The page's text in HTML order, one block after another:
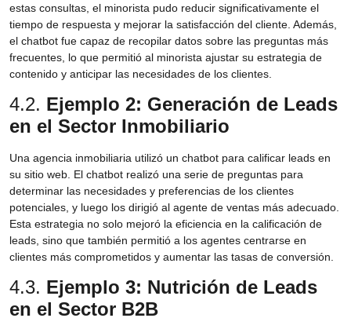
estas consultas, el minorista pudo reducir significativamente el
tiempo de respuesta y mejorar la satisfacción del cliente. Además,
el chatbot fue capaz de recopilar datos sobre las preguntas más
frecuentes, lo que permitió al minorista ajustar su estrategia de
contenido y anticipar las necesidades de los clientes.
4.2. Ejemplo 2: Generación de Leads
en el Sector Inmobiliario
Una agencia inmobiliaria utilizó un chatbot para calificar leads en
su sitio web. El chatbot realizó una serie de preguntas para
determinar las necesidades y preferencias de los clientes
potenciales, y luego los dirigió al agente de ventas más adecuado.
Esta estrategia no solo mejoró la eficiencia en la calificación de
leads, sino que también permitió a los agentes centrarse en
clientes más comprometidos y aumentar las tasas de conversión.
4.3. Ejemplo 3: Nutrición de Leads
en el Sector B2B